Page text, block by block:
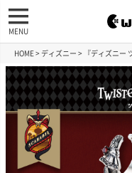
MENU
HOME ディズニー 『ディズニー